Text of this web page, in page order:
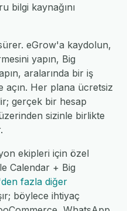
bilgi kaynağını
eGrow'a kaydolun,
yapın, Big
aralarında bir iş
açın. Her plana ücretsiz
gerçek bir hesap
sizinle birlikte
ekipleri için özel
Calendar + Big
fazla diğer
böylece ihtiyaç